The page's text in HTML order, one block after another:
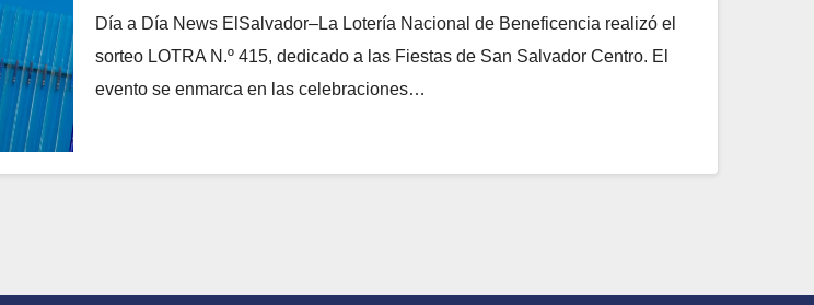
Día a Día News ElSalvador–La Lotería Nacional de Beneficencia realizó el
sorteo LOTRA N.º 415, dedicado a las Fiestas de San Salvador Centro. El
evento se enmarca en las celebraciones…